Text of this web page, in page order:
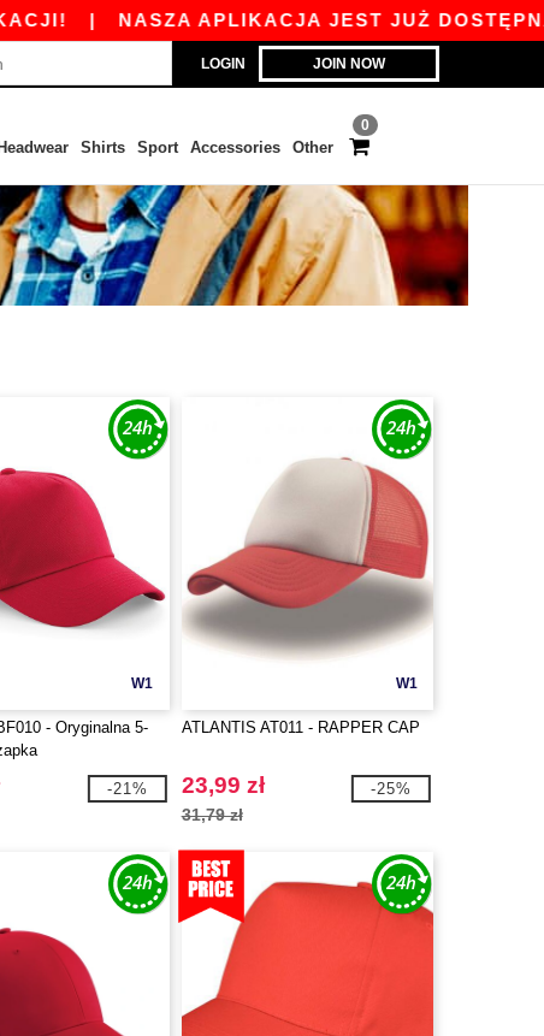
|NASZA APLIKACJA JEST JUŻ DOSTĘPNA
LOGIN JOIN NOW
0
Headwear Shirts Sport Accessories Other
W1
- Oryginalna 5-
-21%
W1
ATLANTIS AT011 - RAPPER CAP
23,99 zł
31,79 zł
-25%